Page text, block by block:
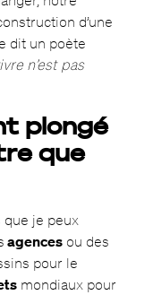
d’une
dit un poète
n’est pas
plongé
que
je peux
agencesou des
pour le
mondiaux pour